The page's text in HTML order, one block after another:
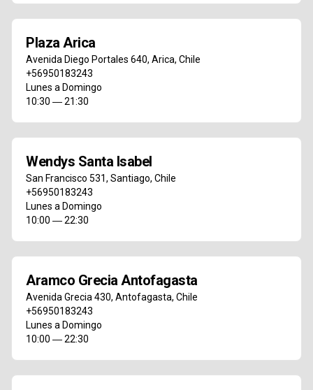
Plaza Arica
Avenida Diego Portales 640, Arica, Chile
+56950183243
Lunes a Domingo
10:30 ― 21:30
Wendys Santa Isabel
San Francisco 531, Santiago, Chile
+56950183243
Lunes a Domingo
10:00 ― 22:30
Aramco Grecia Antofagasta
Avenida Grecia 430, Antofagasta, Chile
+56950183243
Lunes a Domingo
10:00 ― 22:30